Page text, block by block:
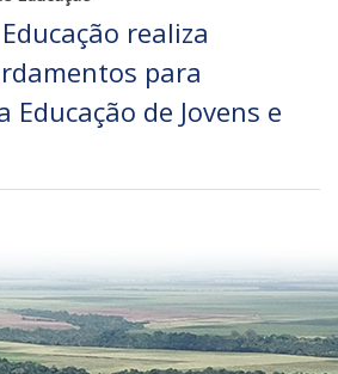
realiza
para
de Jovens e